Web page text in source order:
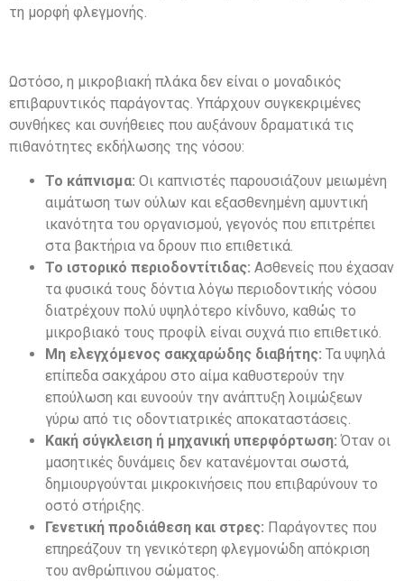
τη μορφή φλεγμονής.
Ωστόσο, η μικροβιακή πλάκα δεν είναι ο μοναδικός
επιβαρυντικός παράγοντας. Υπάρχουν συγκεκριμένες
συνθήκες και συνήθειες που αυξάνουν δραματικά τις
πιθανότητες εκδήλωσης της νόσου:
Το κάπνισμα: Οι καπνιστές παρουσιάζουν μειωμένη
αιμάτωση των ούλων και εξασθενημένη αμυντική
ικανότητα του οργανισμού, γεγονός που επιτρέπει
στα βακτήρια να δρουν πιο επιθετικά.
Το ιστορικό περιοδοντίτιδας: Ασθενείς που έχασαν
τα φυσικά τους δόντια λόγω περιοδοντικής νόσου
διατρέχουν πολύ υψηλότερο κίνδυνο, καθώς το
μικροβιακό τους προφίλ είναι συχνά πιο επιθετικό.
Μη ελεγχόμενος σακχαρώδης διαβήτης: Τα υψηλά
επίπεδα σακχάρου στο αίμα καθυστερούν την
επούλωση και ευνοούν την ανάπτυξη λοιμώξεων
γύρω από τις οδοντιατρικές αποκαταστάσεις.
Κακή σύγκλειση ή μηχανική υπερφόρτωση: Όταν οι
μασητικές δυνάμεις δεν κατανέμονται σωστά,
δημιουργούνται μικροκινήσεις που επιβαρύνουν το
οστό στήριξης.
Γενετική προδιάθεση και στρες: Παράγοντες που
επηρεάζουν τη γενικότερη φλεγμονώδη απόκριση
του ανθρώπινου σώματος.